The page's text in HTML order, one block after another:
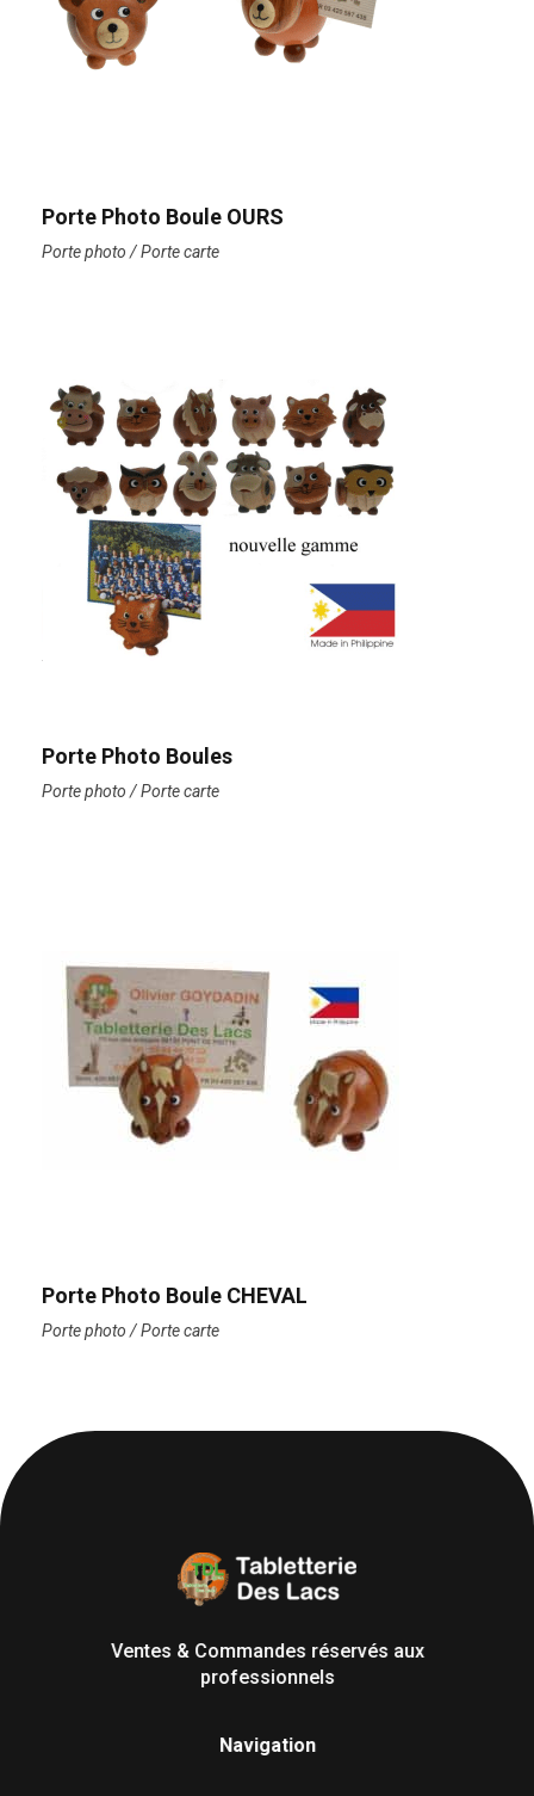
Porte Photo Boule OURS
Porte photo / Porte carte
Porte Photo Boules
Porte photo / Porte carte
Porte Photo Boule CHEVAL
Porte photo / Porte carte
Ventes & Commandes réservés aux
professionnels
Navigation